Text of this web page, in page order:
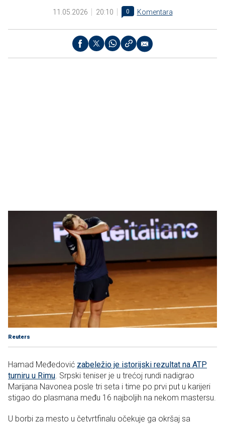
11.05.2026 20:10 0 Komentara
Reuters
Hamad Međedović zabeležio je istorijski rezultat na ATP
turniru u Rimu . Srpski teniser je u trećoj rundi nadigrao
Marijana Navonea posle tri seta i time po prvi put u karijeri
stigao do plasmana među 16 najboljih na nekom mastersu.
U borbi za mesto u četvrtfinalu očekuje ga okršaj sa